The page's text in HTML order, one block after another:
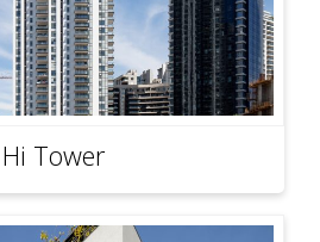
Hi Tower